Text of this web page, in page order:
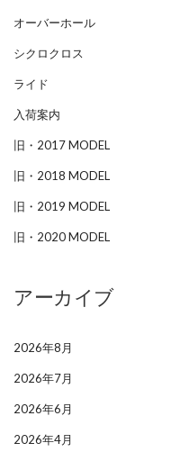
オーバーホール
シクロクロス
ライド
入荷案内
旧・2017 MODEL
旧・2018 MODEL
旧・2019 MODEL
旧・2020 MODEL
アーカイブ
2026年8月
2026年7月
2026年6月
2026年4月